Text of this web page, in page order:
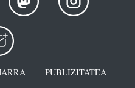
PUBLIZITATEA